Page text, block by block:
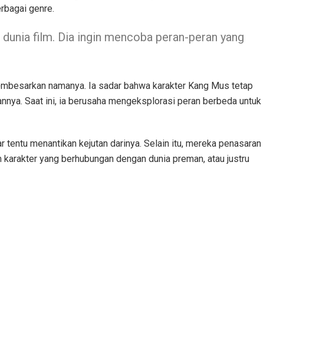
genre.
film. Dia ingin mencoba peran-peran yang
namanya. Ia sadar bahwa karakter Kang Mus tetap
Saat ini, ia berusaha mengeksplorasi peran berbeda untuk
menantikan kejutan darinya. Selain itu, mereka penasaran
yang berhubungan dengan dunia preman, atau justru